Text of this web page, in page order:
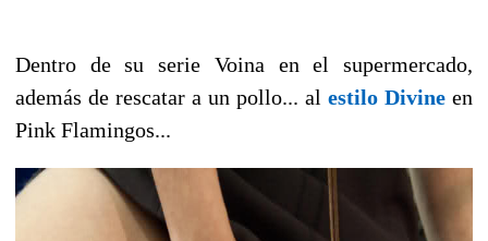
Dentro de su serie Voina en el supermercado,
además de rescatar a un pollo... al estilo Divine en
Pink Flamingos...